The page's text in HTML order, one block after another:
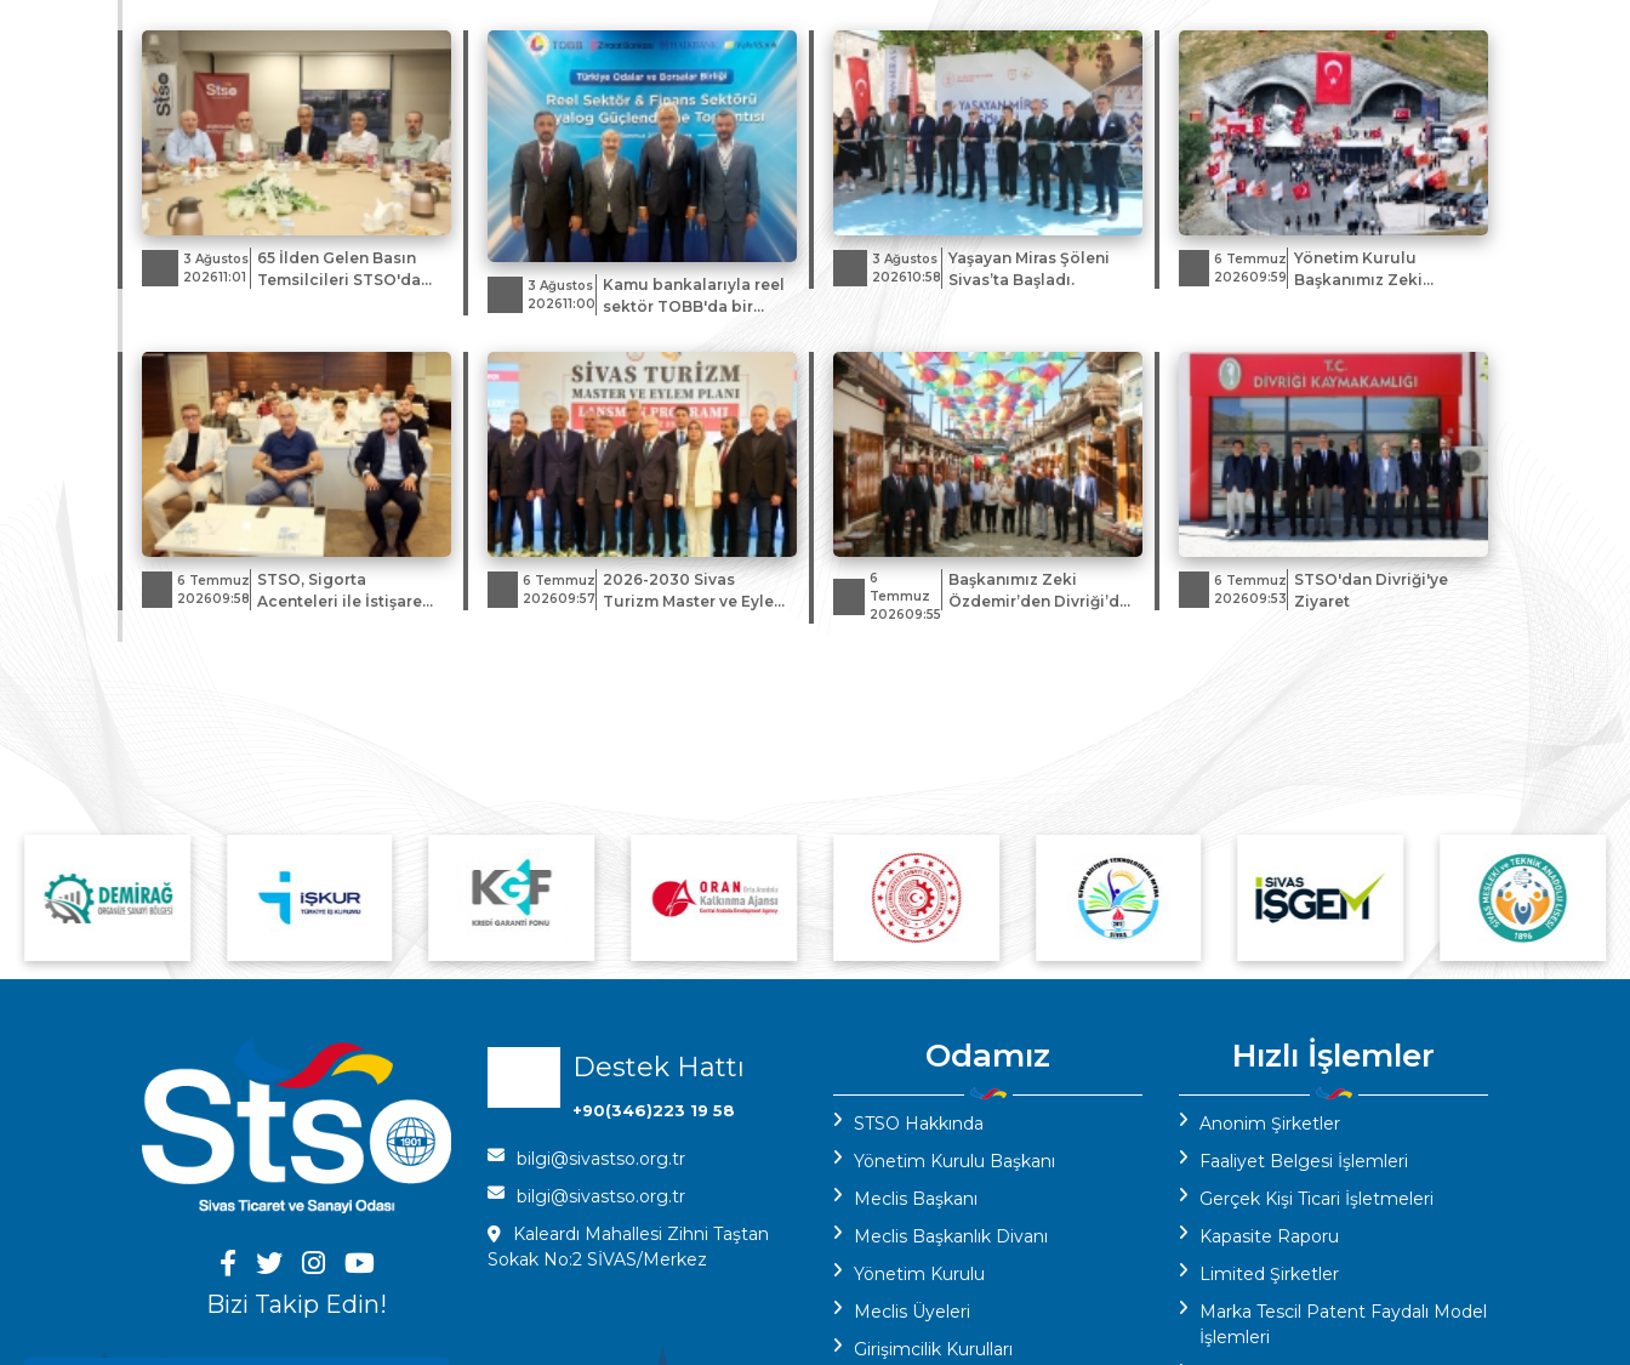
Buluşmasına Katıldı
Kültür Festivali'ne
Katıldı
Gazeteciler
Cemiyeti'nin yeni
hizmet ofisinin açılış
törenine katıldı.
3 Ağustos
202611:01
65 İlden Gelen Basın
Temsilcileri STSO'da
3 Ağustos
202611:00
Kamu bankalarıyla reel
sektör TOBB'da bir
3 Ağustos
202610:58
Yaşayan Miras Şöleni
Sivas’ta Başladı.
6 Temmuz
202609:59
Yönetim Kurulu
Başkanımız Zeki
6 Temmuz
202609:58
STSO, Sigorta
Acenteleri ile İstişare
6 Temmuz
202609:57
2026-2030 Sivas
Turizm Master ve Eylem
6
Temmuz
202609:55
Başkanımız Zeki
Özdemir’den Divriği’de
6 Temmuz
202609:53
STSO'dan Divriği'ye
Ziyaret
Bizi Takip Edin!
Destek Hattı
+90(346)223 19 58
bilgi@sivastso.org.tr
bilgi@sivastso.org.tr
Kaleardı Mahallesi Zihni Taştan
Sokak No:2 SİVAS/Merkez
Odamız
STSO Hakkında
Yönetim Kurulu Başkanı
Meclis Başkanı
Meclis Başkanlık Divanı
Yönetim Kurulu
Meclis Üyeleri
Girişimcilik Kurulları
Hızlı İşlemler
Anonim Şirketler
Faaliyet Belgesi İşlemleri
Gerçek Kişi Ticari İşletmeleri
Kapasite Raporu
Limited Şirketler
Marka Tescil Patent Faydalı Model
İşlemleri